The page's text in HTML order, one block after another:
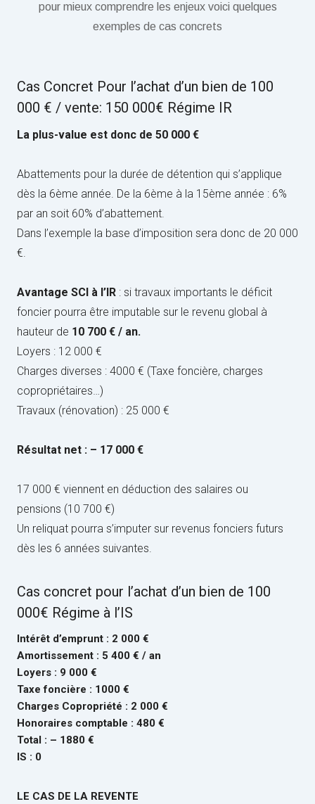
pour mieux comprendre les enjeux voici quelques
exemples de cas concrets
Cas Concret Pour l’achat d’un bien de 100
000 € / vente: 150 000€ Régime IR
La plus-value est donc de 50 000 €
Abattements pour la durée de détention qui s’applique
dès la 6ème année. De la 6ème à la 15ème année : 6%
par an soit 60% d’abattement.
Dans l’exemple la base d’imposition sera donc de 20 000
€.
Avantage SCI à l’IR : si travaux importants le déficit
foncier pourra être imputable sur le revenu global à
hauteur de 10 700 € / an.
Loyers : 12 000 €
Charges diverses : 4000 € (Taxe foncière, charges
copropriétaires…)
Travaux (rénovation) : 25 000 €
Résultat net : – 17 000 €
17 000 € viennent en déduction des salaires ou
pensions (10 700 €)
Un reliquat pourra s’imputer sur revenus fonciers futurs
dès les 6 années suivantes.
Cas concret pour l’achat d’un bien de 100
000€ Régime à l’IS
Intérêt d’emprunt : 2 000 €
Amortissement : 5 400 € / an
Loyers : 9 000 €
Taxe foncière : 1000 €
Charges Copropriété : 2 000 €
Honoraires comptable : 480 €
Total : – 1880 €
IS : 0
LE CAS DE LA REVENTE